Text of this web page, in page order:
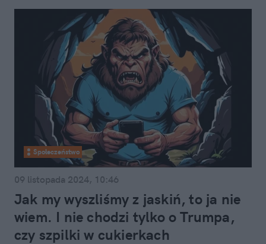
Społeczeństwo
09 listopada 2024, 10:46
Jak my wyszliśmy z jaskiń, to ja nie
wiem. I nie chodzi tylko o Trumpa,
czy szpilki w cukierkach